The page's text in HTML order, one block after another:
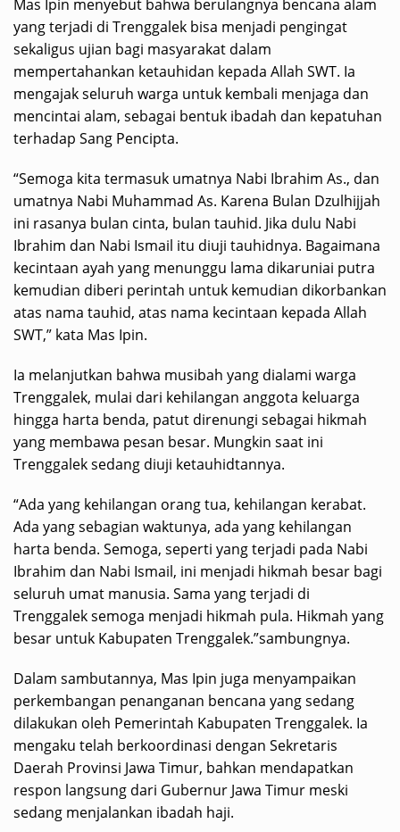
Mas Ipin menyebut bahwa berulangnya bencana alam
yang terjadi di Trenggalek bisa menjadi pengingat
sekaligus ujian bagi masyarakat dalam
mempertahankan ketauhidan kepada Allah SWT. Ia
mengajak seluruh warga untuk kembali menjaga dan
mencintai alam, sebagai bentuk ibadah dan kepatuhan
terhadap Sang Pencipta.
“Semoga kita termasuk umatnya Nabi Ibrahim As., dan
umatnya Nabi Muhammad As. Karena Bulan Dzulhijjah
ini rasanya bulan cinta, bulan tauhid. Jika dulu Nabi
Ibrahim dan Nabi Ismail itu diuji tauhidnya. Bagaimana
kecintaan ayah yang menunggu lama dikaruniai putra
kemudian diberi perintah untuk kemudian dikorbankan
atas nama tauhid, atas nama kecintaan kepada Allah
SWT,” kata Mas Ipin.
Ia melanjutkan bahwa musibah yang dialami warga
Trenggalek, mulai dari kehilangan anggota keluarga
hingga harta benda, patut direnungi sebagai hikmah
yang membawa pesan besar. Mungkin saat ini
Trenggalek sedang diuji ketauhidtannya.
“Ada yang kehilangan orang tua, kehilangan kerabat.
Ada yang sebagian waktunya, ada yang kehilangan
harta benda. Semoga, seperti yang terjadi pada Nabi
Ibrahim dan Nabi Ismail, ini menjadi hikmah besar bagi
seluruh umat manusia. Sama yang terjadi di
Trenggalek semoga menjadi hikmah pula. Hikmah yang
besar untuk Kabupaten Trenggalek.”sambungnya.
Dalam sambutannya, Mas Ipin juga menyampaikan
perkembangan penanganan bencana yang sedang
dilakukan oleh Pemerintah Kabupaten Trenggalek. Ia
mengaku telah berkoordinasi dengan Sekretaris
Daerah Provinsi Jawa Timur, bahkan mendapatkan
respon langsung dari Gubernur Jawa Timur meski
sedang menjalankan ibadah haji.